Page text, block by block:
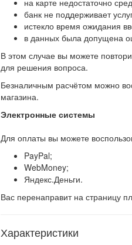
на карте недостаточно
банк не поддерживает
истекло время ожидания
в данных была допущена
В этом случае вы можете
для решения вопроса.
Безналичным расчётом можно
магазина.
Электронные системы
Для оплаты вы можете
PayPal;
WebMoney;
Яндекс.Деньги.
Вас перенаправит на страницу
Характеристики